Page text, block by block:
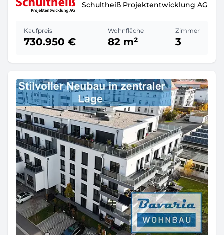
Schultheiß Projektentwicklung AG
Kaufpreis
730.950 €
Wohnfläche
82 m²
Zimmer
3